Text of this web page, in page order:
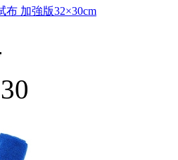
布 加強版32×30cm
30